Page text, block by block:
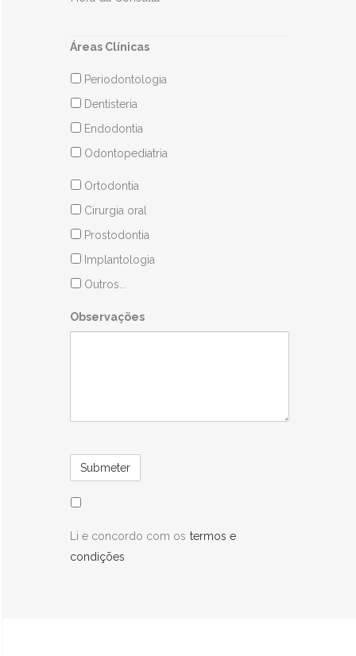
Áreas Clínicas
Periodontologia
Dentisteria
Endodontia
Odontopediatria
Áreas
Clínicas
Ortodontia
Cirurgia oral
Prostodontia
Implantologia
Outros...
Observações
Li e concordo com os termos e
condições